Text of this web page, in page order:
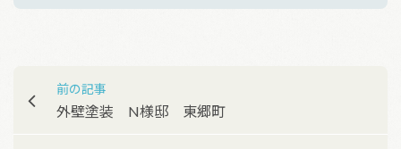
投稿ナビゲーション
前の記事
外壁塗装 N様邸 東郷町